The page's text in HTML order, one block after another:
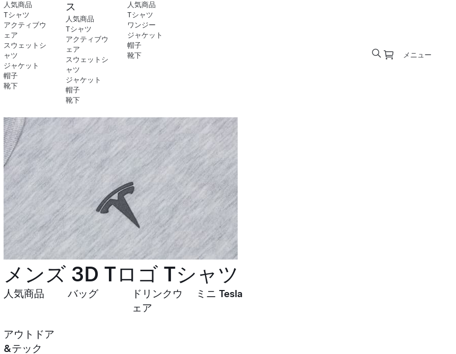
人気商品
Tシャツ
アクティブウ
ェア
スウェットシ
ャツ
ジャケット
帽子
靴下
ス
人気商品
Tシャツ
アクティブウ
ェア
スウェットシ
ャツ
ジャケット
帽子
靴下
人気商品
Tシャツ
ワンジー
ジャケット
帽子
靴下
メンズ 3D Tロゴ Tシャツ
人気商品 バッグ
ドリンクウ
ェア
ミニ Tesla
アウトドア
&テック
メニュー